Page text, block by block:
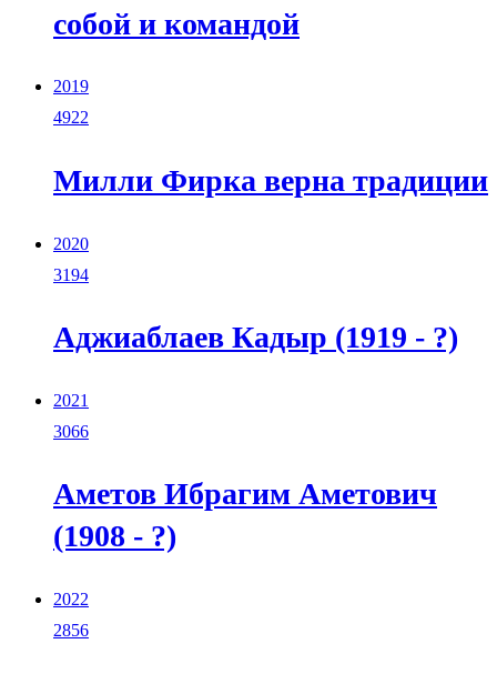
собой и командой
2019
4922
Милли Фирка верна традиции
2020
3194
Аджиаблаев Кадыр (1919 - ?)
2021
3066
Аметов Ибрагим Аметович
(1908 - ?)
2022
2856